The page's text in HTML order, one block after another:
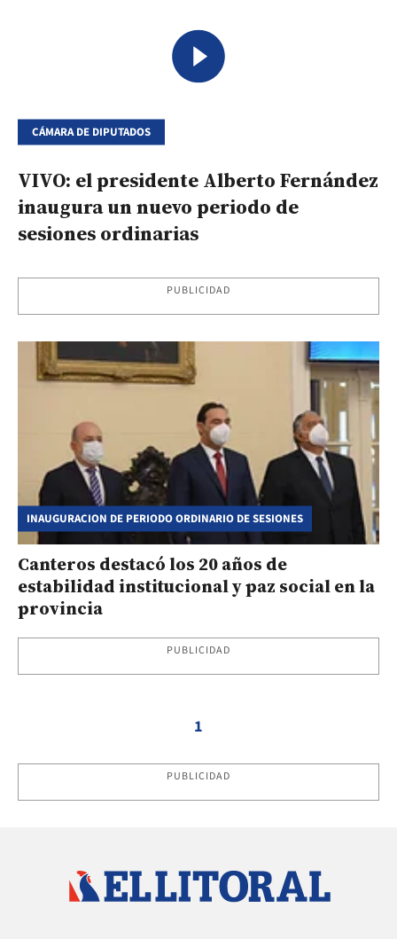
CÁMARA DE DIPUTADOS
VIVO: el presidente Alberto Fernández
inaugura un nuevo periodo de
sesiones ordinarias
PUBLICIDAD
INAUGURACION DE PERIODO ORDINARIO DE SESIONES
Canteros destacó los 20 años de
estabilidad institucional y paz social en la
provincia
PUBLICIDAD
1
PUBLICIDAD